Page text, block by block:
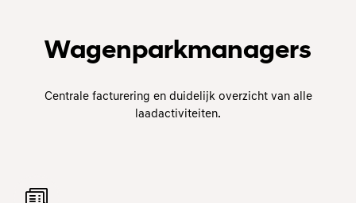
Wagenparkmanagers
Centrale facturering en duidelijk overzicht van alle
laadactiviteiten.